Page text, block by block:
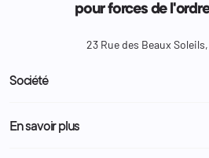
pour forces de
23 Rue des Beaux
Société
Livraison et retour colis
En savoir plus